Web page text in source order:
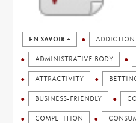
EN SAVOIR + ADDICTION
ADMINISTRATIVE BODY
ATTRACTIVITY
BUSINESS-FRIENDLY
COMPETITION